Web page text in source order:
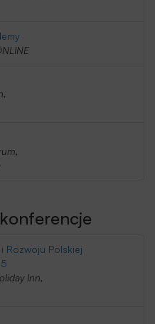
Rozwoju Polskiej
Inn,